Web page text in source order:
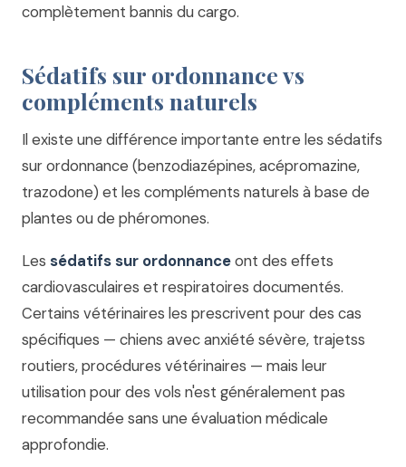
complètement bannis du cargo.
Sédatifs sur ordonnance vs
compléments naturels
Il existe une différence importante entre les sédatifs
sur ordonnance (benzodiazépines, acépromazine,
trazodone) et les compléments naturels à base de
plantes ou de phéromones.
Les sédatifs sur ordonnanceont des effets
cardiovasculaires et respiratoires documentés.
Certains vétérinaires les prescrivent pour des cas
spécifiques — chiens avec anxiété sévère, trajetss
routiers, procédures vétérinaires — mais leur
utilisation pour des vols n'est généralement pas
recommandée sans une évaluation médicale
approfondie.